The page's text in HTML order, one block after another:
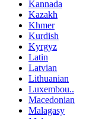
Kannada
Kazakh
Khmer
Kurdish
Kyrgyz
Latin
Latvian
Lithuanian
Luxembou..
Macedonian
Malagasy